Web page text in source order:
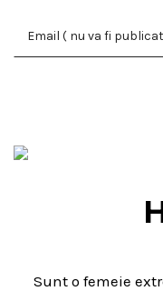
Sunt o femeie